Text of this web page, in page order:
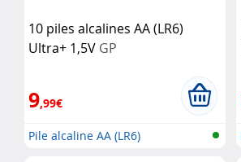
10 piles alcalines AA (LR6)
Ultra+ 1,5V GP
9,99€
Pile alcaline AA (LR6)